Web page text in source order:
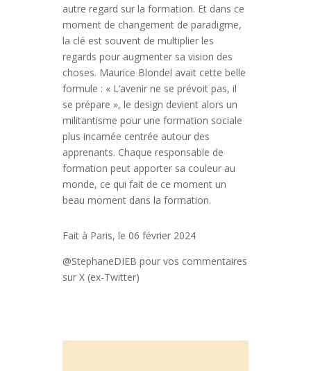
autre regard sur la formation. Et dans ce
moment de changement de paradigme,
la clé est souvent de multiplier les
regards pour augmenter sa vision des
choses. Maurice Blondel avait cette belle
formule : « L’avenir ne se prévoit pas, il
se prépare », le design devient alors un
militantisme pour une formation sociale
plus incarnée centrée autour des
apprenants. Chaque responsable de
formation peut apporter sa couleur au
monde, ce qui fait de ce moment un
beau moment dans la formation.
Fait à Paris, le 06 février 2024
@StephaneDIEB pour vos commentaires
sur X (ex-Twitter)